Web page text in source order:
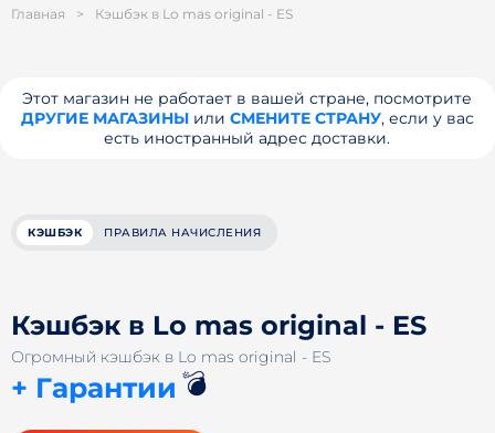
Главная > Кэшбэк в Lo mas original - ES
Этот магазин не работает в вашей стране, посмотрите
ДРУГИЕ МАГАЗИНЫили СМЕНИТЕ СТРАНУ, если у вас
есть иностранный адрес доставки.
КЭШБЭК ПРАВИЛА НАЧИСЛЕНИЯ
Кэшбэк в Lo mas original - ES
Огромный кэшбэк в Lo mas original - ES
+ Гарантии 💣